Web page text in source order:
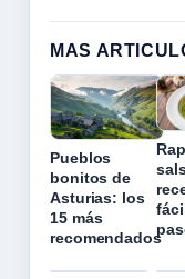
MAS
Pueblos
bonitos de
Asturias: los
15 más
recomendados